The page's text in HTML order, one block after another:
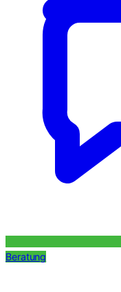
Beratung